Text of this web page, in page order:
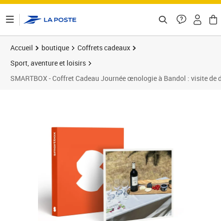
Accueil boutique
Coffrets cadeaux
Sport, aventure et loisirs
SMARTBOX - Coffret Cadeau Journée œnologie à Bandol : visite